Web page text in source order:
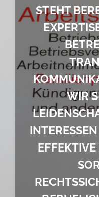
STEHT
WIR